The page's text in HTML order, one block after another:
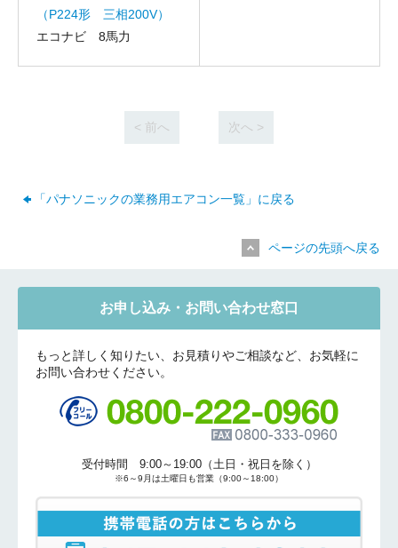
（P224形 三相200V）
エコナビ 8馬力
< 前へ 次へ >
「パナソニックの業務用エアコン一覧」に戻る
ページの先頭へ戻る
お申し込み・お問い合わせ窓口
もっと詳しく知りたい、お見積りやご相談など、お気軽に
お問い合わせください。
受付時間 9:00～19:00（土日・祝日を除く）
※6～9月は土曜日も営業（9:00～18:00）
メールアドレス
折り返しのご連絡
メール
送信する